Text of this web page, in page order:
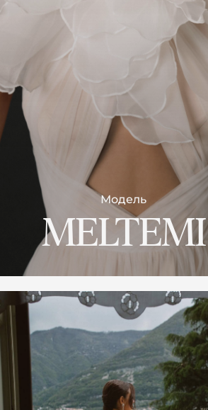
Модель
MELTEMI